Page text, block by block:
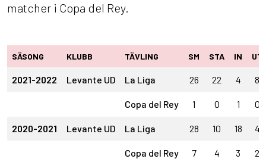
matcher i Copa del Rey.
SÄSONG KLUBB TÄVLING SM STA IN UT
2021-2022 Levante UD La Liga 26 22 4 8
Copa del Rey 1 0 1 0
2020-2021 Levante UD La Liga 28 10 18 4
Copa del Rey 7 4 3 2